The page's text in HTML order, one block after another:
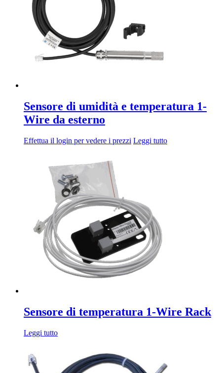
Sensore di umidità e temperatura 1-
Wire da esterno
Effettua il login per vedere i prezzi Leggi tutto
Sensore di temperatura 1-Wire Rack
Leggi tutto